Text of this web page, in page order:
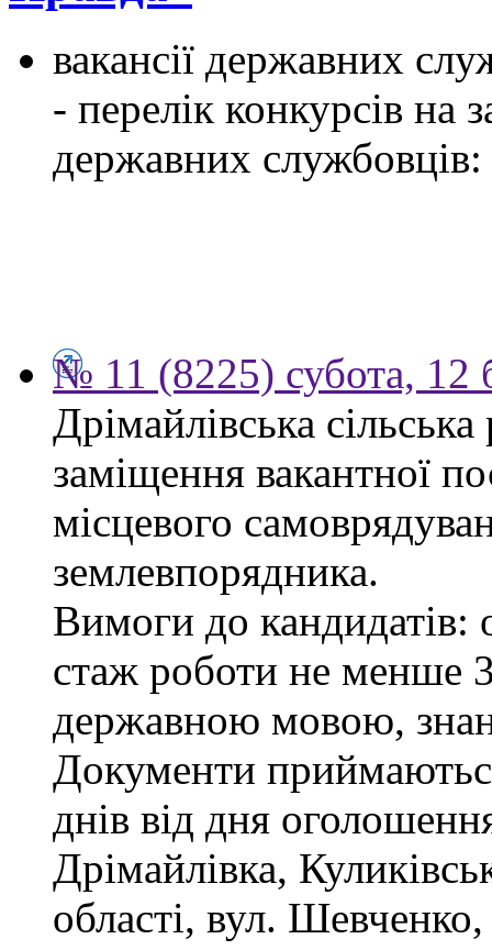
вакансії державних
- перелік конкурсів на
державних службовців:
№ 11 (8225) субота, 12
Дрімайлівська
заміщення вакантної
місцевого
землевпорядника.
Вимоги до кандидатів:
стаж роботи не менше
державною мовою,
Документи
днів від дня
Дрімайлівка,
області, вул.